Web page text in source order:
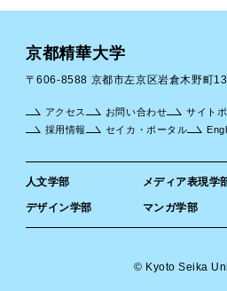
京都精華大学
〒606-8588 京都市左京区岩倉木野町
人文学部 メディア表現学
デザイン学部 マンガ学部
アクセス お問い合わせ サイト
採用情報
セイカ・ポータル
© Kyoto Seika